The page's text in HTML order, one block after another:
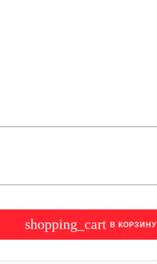
shopping_cart В КОРЗИНУ